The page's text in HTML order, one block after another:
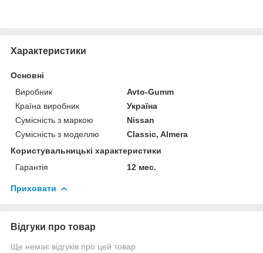
Характеристики
Основні
Виробник
Avto-Gumm
Країна виробник
Україна
Сумісність з маркою
Nissan
Сумісність з моделлю
Classic, Almera
Користувальницькі характеристики
Гарантія
12 мес.
Приховати
Відгуки про товар
Ще немає відгуків про цей товар